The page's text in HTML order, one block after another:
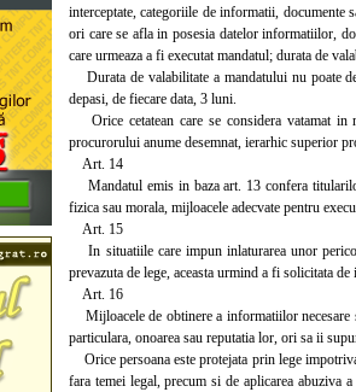
interceptate, categoriile de informatii, documente
ori care se afla in posesia datelor informatiilor,
care urmeaza a fi executat mandatul; durata de
Durata de valabilitate a mandatului nu poate
depasi, de fiecare data, 3 luni.
Orice cetatean care se considera vatamat in
procurorului anume desemnat, ierarhic superior
Art. 14
Mandatul emis in baza art. 13 confera
fizica sau morala, mijloacele adecvate pentru
Art. 15
In situatiile care impun inlaturarea unor
prevazuta de lege, aceasta urmind a fi solicitata
Art. 16
Mijloacele de obtinere a informatiilor necesare
particulara, onoarea sau reputatia lor, ori sa ii
Orice persoana este protejata prin lege
fara temei legal, precum si de aplicarea abuziva